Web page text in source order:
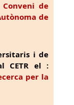
Conveni de
de
i de
CETR el :
per la